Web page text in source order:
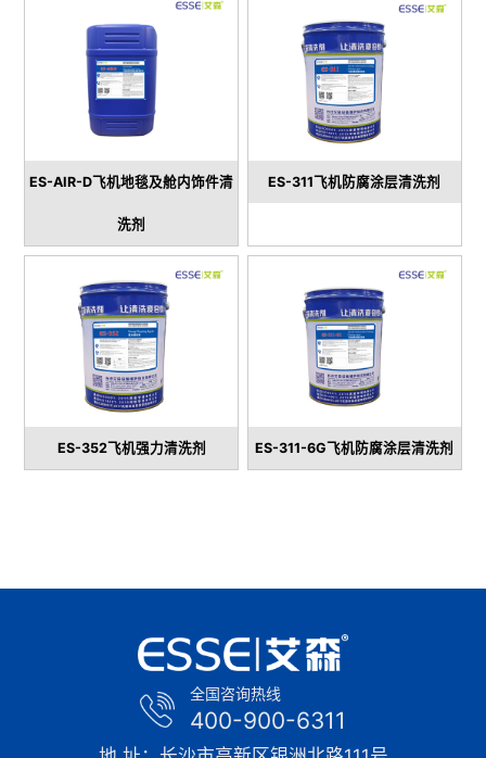
ES-AIR-D飞机地毯及舱内饰件清
洗剂
ES-311飞机防腐涂层清洗剂
ES-352飞机强力清洗剂 ES-311-6G飞机防腐涂层清洗剂
全国咨询热线
400-900-6311